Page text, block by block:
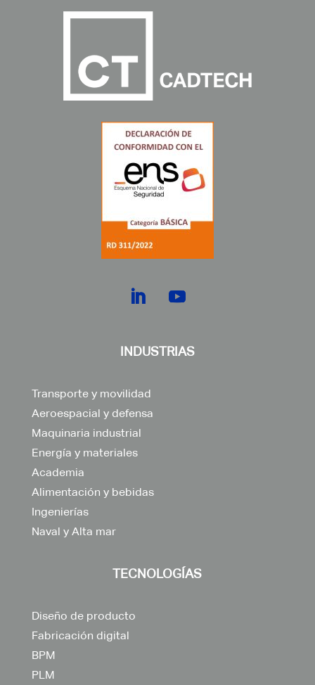
INDUSTRIAS
Transporte y movilidad
Aeroespacial y defensa
Maquinaria industrial
Energía y materiales
Academia
Alimentación y bebidas
Ingenierías
Naval y Alta mar
TECNOLOGÍAS
Diseño de producto
Fabricación digital
BPM
PLM